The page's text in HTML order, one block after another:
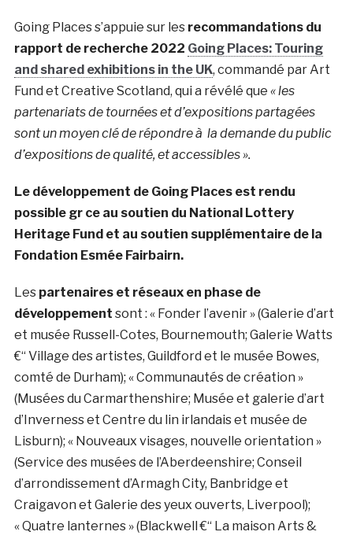
Going Places s’appuie sur les recommandations du
rapport de recherche 2022 Going Places: Touring
and shared exhibitions in the UK, commandé par Art
Fund et Creative Scotland, qui a révélé que « les
partenariats de tournées et d’expositions partagées
sont un moyen clé de répondre à la demande du public
d’expositions de qualité, et accessibles ».
Le développement de Going Places est rendu
possible gr ce au soutien du National Lottery
Heritage Fund et au soutien supplémentaire de la
Fondation Esmée Fairbairn.
Les partenaires et réseaux en phase de
développement sont : « Fonder l’avenir » (Galerie d’art
et musée Russell-Cotes, Bournemouth; Galerie Watts
€“ Village des artistes, Guildford et le musée Bowes,
comté de Durham); « Communautés de création »
(Musées du Carmarthenshire; Musée et galerie d’art
d’Inverness et Centre du lin irlandais et musée de
Lisburn); « Nouveaux visages, nouvelle orientation »
(Service des musées de l’Aberdeenshire; Conseil
d’arrondissement d’Armagh City, Banbridge et
Craigavon et Galerie des yeux ouverts, Liverpool);
« Quatre lanternes » (Blackwell €“ La maison Arts &